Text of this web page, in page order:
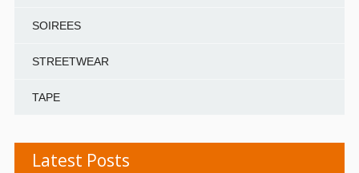
SOIREES
STREETWEAR
TAPE
Latest Posts